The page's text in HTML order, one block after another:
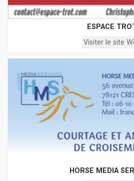
ESPACE
Visiter le site
HORSE MEDIA